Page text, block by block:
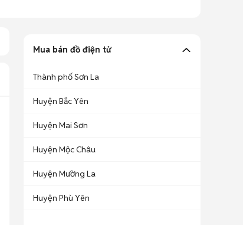
Mua bán đồ điện tử
Thành phố Sơn La
Huyện Bắc Yên
Huyện Mai Sơn
Huyện Mộc Châu
Huyện Mường La
Huyện Phù Yên